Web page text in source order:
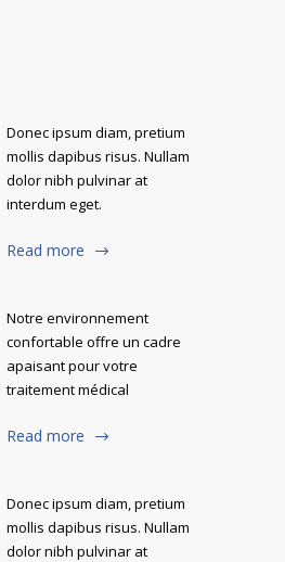
Donec ipsum diam, pretium
mollis dapibus risus. Nullam
dolor nibh pulvinar at
interdum eget.
Read more
Notre environnement
confortable offre un cadre
apaisant pour votre
traitement médical
Read more
Donec ipsum diam, pretium
mollis dapibus risus. Nullam
dolor nibh pulvinar at